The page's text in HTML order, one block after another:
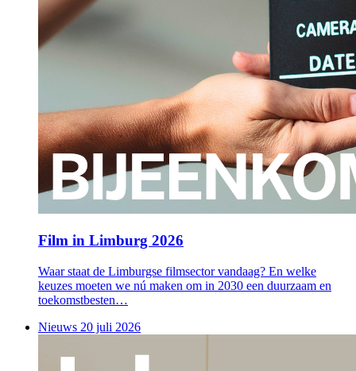
Film in Limburg 2026
Waar staat de Limburgse filmsector vandaag? En welke
keuzes moeten we nú maken om in 2030 een duurzaam en
toekomstbesten…
Nieuws 20 juli 2026